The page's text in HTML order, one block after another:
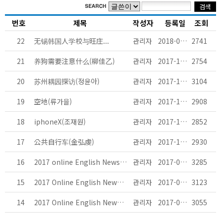
번호 제목 작성자 등록일 조회
22 无锡韩国人学校与旺庄... 관리자 2018-04-04 2741
21 养狗需要注意什么(柳佳乙) 관리자 2017-12-27 2754
20 苏州耦园探访(정윤아) 관리자 2017-12-27 3104
19 空地(류가을) 관리자 2017-12-27 2908
18 iphoneX(조재원) 관리자 2017-12-27 2852
17 公共自行车(金弘虔) 관리자 2017-12-27 2930
16 2017 online English Newspaper Vol.5.5 관리자 2017-07-17 3285
15 2017 Online English Newspaper Vol.5.4 관리자 2017-07-17 3123
14 2017 Online English Newspaper Vol.5.3 관리자 2017-07-17 3055